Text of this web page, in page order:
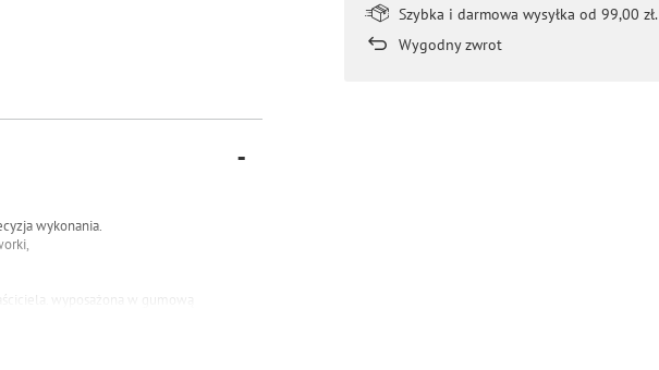
Szybka i darmowa wysyłka od 99,00 zł.
Wygodny zwrot
wykonania.
wyposażona w gumową